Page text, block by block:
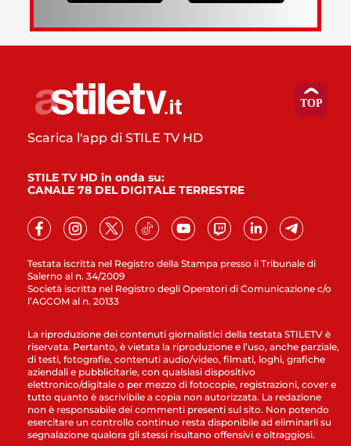
Testata iscritta nel Registro della Stampa presso il Tribunale di
Salerno al n. 34/2009
Società iscritta nel Registro degli Operatori di Comunicazione c/o
l’AGCOM al n. 20133
Scarica l'app di STILE TV HD
STILE TV HD in onda su:
CANALE 78 DEL DIGITALE TERRESTRE
La riproduzione dei contenuti giornalistici della testata STILETV è
riservata. Pertanto, è vietata la riproduzione e l’uso, anche parziale,
di testi, fotografie, contenuti audio/video, filmati, loghi, grafiche
aziendali e pubblicitarie, con qualsiasi dispositivo
elettronico/digitale o per mezzo di fotocopie, registrazioni, cover e
tutto quanto è ascrivibile a copia non autorizzata. La redazione
non è responsabile dei commenti presenti sul sito. Non potendo
esercitare un controllo continuo resta disponibile ad eliminarli su
segnalazione qualora gli stessi risultano offensivi e oltraggiosi.